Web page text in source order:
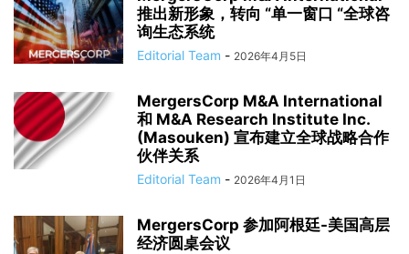
推出新形象，转向 “单一窗口 “全球咨
询生态系统
Editorial Team - 2026年4月5日
MergersCorp M&A International
和 M&A Research Institute Inc.
(Masouken) 宣布建立全球战略合作
伙伴关系
Editorial Team - 2026年4月1日
MergersCorp 参加阿根廷-美国高层
经济圆桌会议